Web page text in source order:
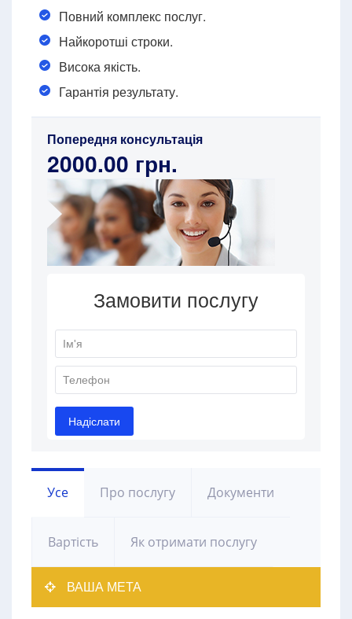
Повний комплекс послуг.
Найкоротші строки.
Висока якість.
Гарантія результату.
Попередня консультація
2000.00 грн.
Усе Про послугу Документи
Вартість Як отримати послугу
ВАША МЕТА